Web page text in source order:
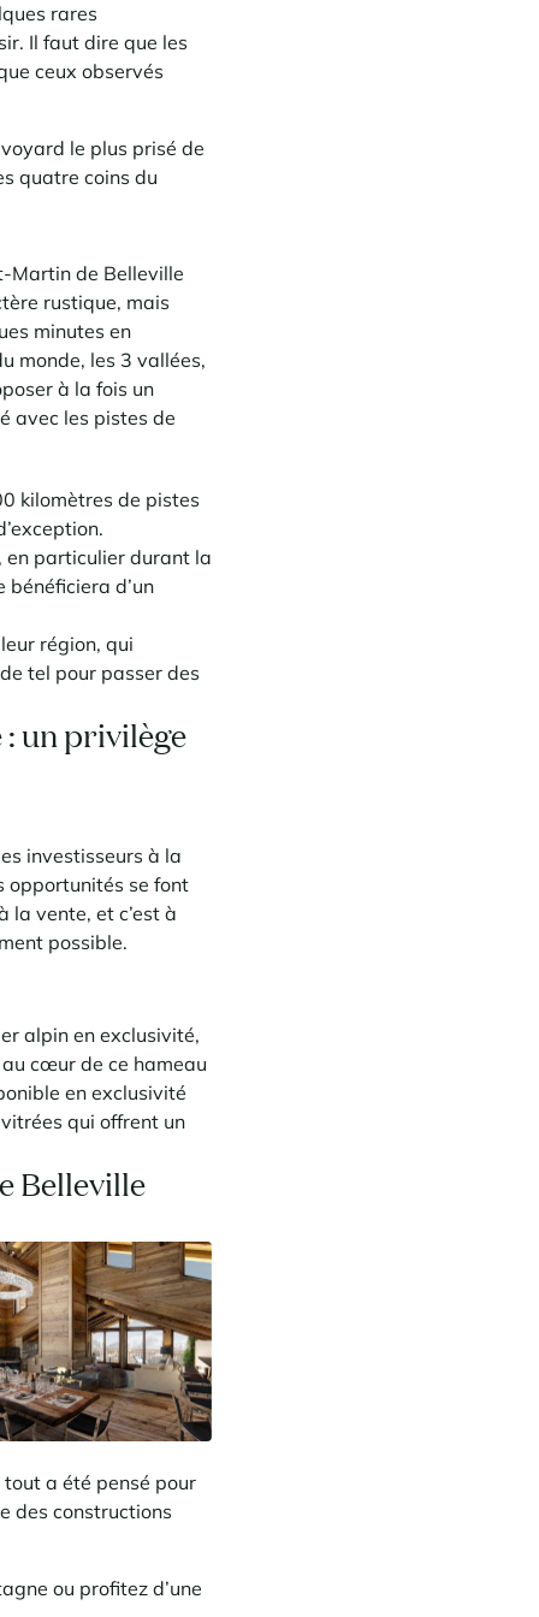
rares
Il faut dire que les
ceux observés
le plus prisé de
quatre coins du
Martin de Belleville
rustique, mais
minutes en
monde, les 3 vallées,
à la fois un
avec les pistes de
kilomètres de pistes
, en particulier durant la
d’un
région, qui
tel pour passer des
un privilège
investisseurs à la
opportunités se font
la vente, et c’est à
possible.
alpin en exclusivité,
cœur de ce hameau
en exclusivité
qui offrent un
Belleville
a été pensé pour
des constructions
ou profitez d’une